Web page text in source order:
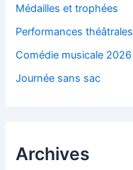
Médailles et trophées
Performances théâtrales
Comédie musicale 2026
Journée sans sac
Archives